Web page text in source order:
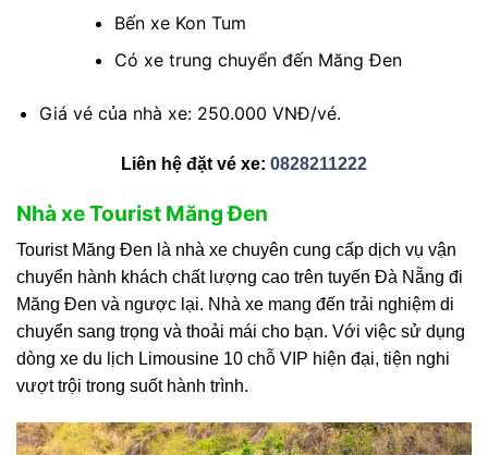
Bến xe Kon Tum
Có xe trung chuyển đến Măng Đen
Giá vé của nhà xe: 250.000 VNĐ/vé.
Liên hệ đặt vé xe: 0828211222
Nhà xe Tourist Măng Đen
Tourist Măng Đen là nhà xe chuyên cung cấp dịch vụ vận
chuyển hành khách chất lượng cao trên tuyến Đà Nẵng đi
Măng Đen và ngược lại. Nhà xe mang đến trải nghiệm di
chuyển sang trọng và thoải mái cho bạn. Với việc sử dụng
dòng xe du lịch Limousine 10 chỗ VIP hiện đại, tiện nghi
vượt trội trong suốt hành trình.